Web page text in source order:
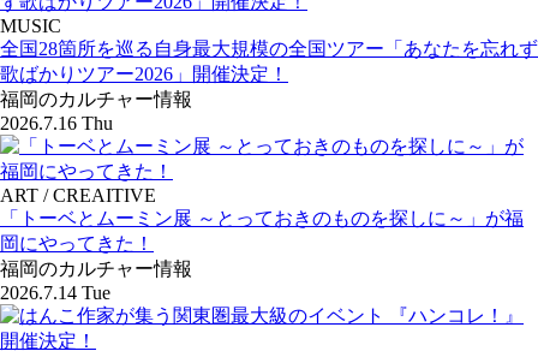
MUSIC
全国28箇所を巡る自身最大規模の全国ツアー「あなたを忘れず
歌ばかりツアー2026」開催決定！
福岡のカルチャー情報
2026.7.16 Thu
ART / CREAITIVE
「トーベとムーミン展 ～とっておきのものを探しに～」が福
岡にやってきた！
福岡のカルチャー情報
2026.7.14 Tue